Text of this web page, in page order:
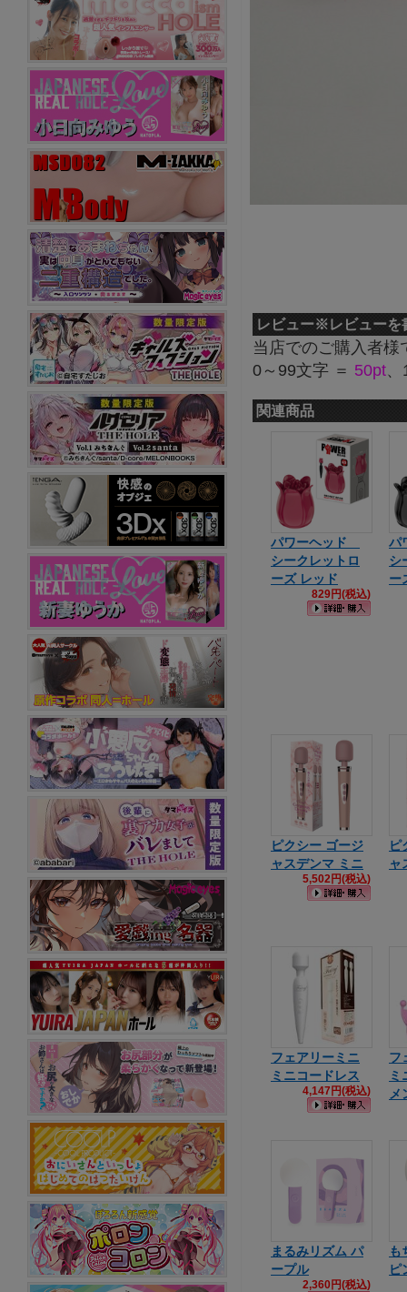
レビュー※レビューを
当店でのご購入者
0～99文字 ＝ 50pt
関連商品
パワーヘッド
シークレットロ
ーズ レッド
829円(税込)
パ
シ
ー
ピクシー ゴージ
ャスデンマ ミニ
5,502円(税込)
ピ
ャ
フェアリーミニ
ミニコードレス
4,147円(税込)
フ
ミ
メ
まるみリズム パ
ープル
2,360円(税込)
も
ピ